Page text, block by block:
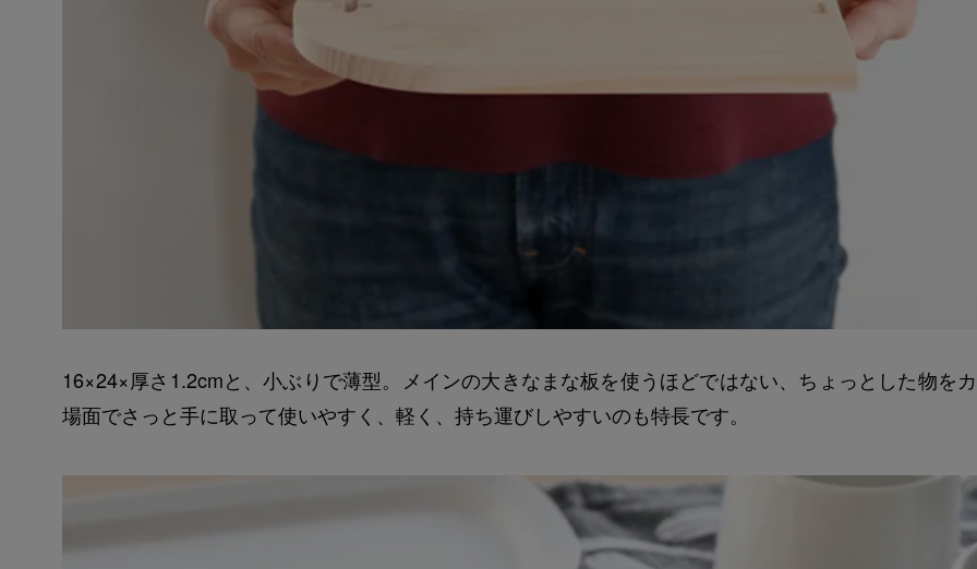
16×24×厚さ1.2cmと、小ぶりで薄型。メインの大きなまな板を使うほどではない、ちょっとした物を
場面でさっと手に取って使いやすく、軽く、持ち運びしやすいのも特長です。